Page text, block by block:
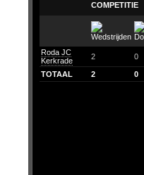
COMPETITIE
Roda JC
Kerkrade
2 0
TOTAAL 2 0